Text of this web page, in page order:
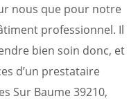
nous que pour notre
professionnel. Il
bien soin donc, et
d’un prestataire
Sur Baume 39210,